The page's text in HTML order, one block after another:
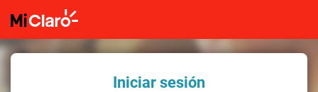
Iniciar sesión